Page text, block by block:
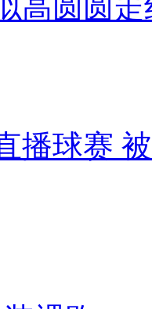
高圆圆走
播球赛